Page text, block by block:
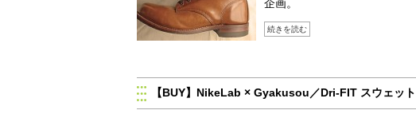
企画。
続きを読む
【BUY】NikeLab × Gyakusou／Dri-FIT スウェッ